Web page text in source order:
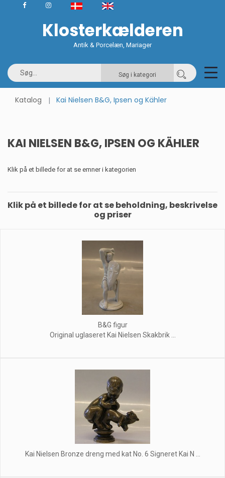
Klosterkælderen
Antik & Porcelæn, Mariager
Søg i kategori
Katalog Kai Nielsen B&G, Ipsen og Kähler
KAI NIELSEN B&G, IPSEN OG KÄHLER
Klik på et billede for at se emner i kategorien
Klik på et billede for at se beholdning, beskrivelse
og priser
B&G figur
Original uglaseret Kai Nielsen Skakbrik ...
Kai Nielsen Bronze dreng med kat No. 6 Signeret Kai N ...